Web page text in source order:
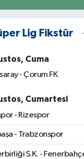
Lig Fikstür
Cuma
- Çorum FK
Cumartesi
- Rizespor
- Trabzonspor
S.K. -